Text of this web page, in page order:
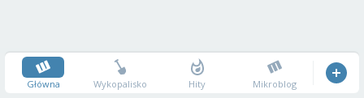
Główna Wykopalisko Hity Mikroblog